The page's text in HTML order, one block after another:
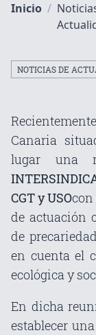
Inicio /
NOTICIAS DE
Canaria
lugar una
CGT y USOcon
de actuación
de
en cuenta el
ecológica y
En dicha
establecer